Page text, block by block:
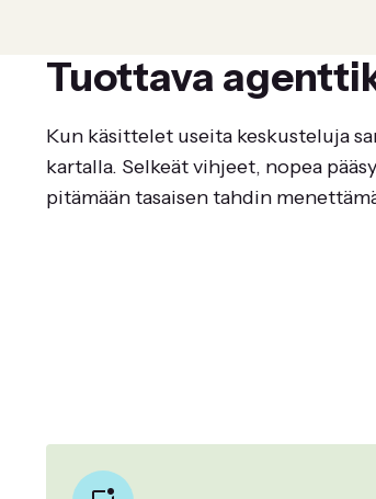
Tuottava
Kun käsittelet useita keskusteluja
kartalla. Selkeät vihjeet, nopea
pitämään tasaisen tahdin